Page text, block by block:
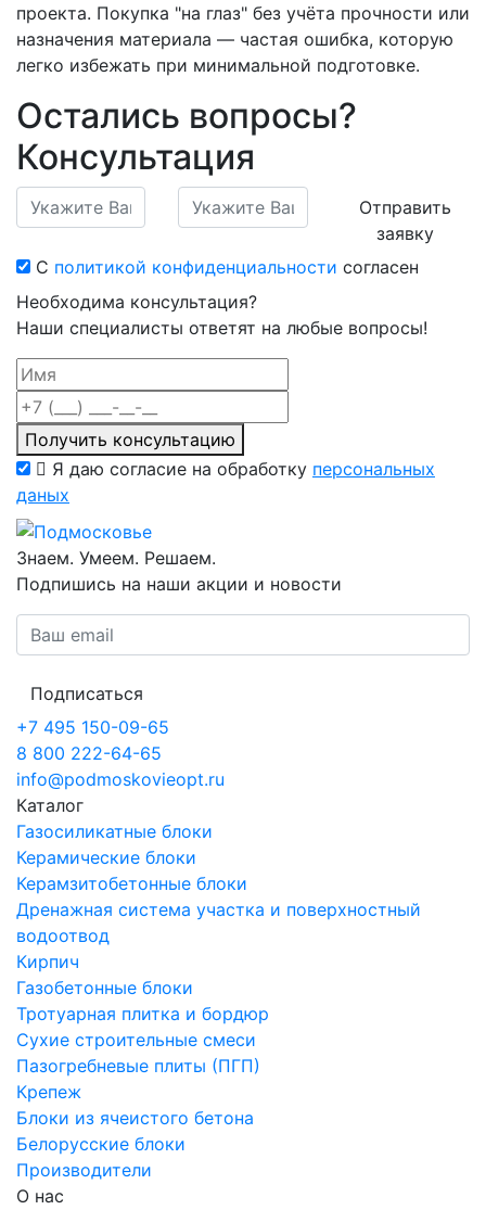
проекта. Покупка "на глаз" без учёта прочности или
назначения материала — частая ошибка, которую
легко избежать при минимальной подготовке.
Остались вопросы?
Консультация
Отправить
заявку
С политикой конфиденциальности согласен
Необходима консультация?
Наши специалисты ответят на любые вопросы!
Получить консультацию
Я даю согласие на обработку персональных
даных
Знаем. Умеем. Решаем.
Подпишись на наши акции и новости
Подписаться
+7 495 150-09-65
8 800 222-64-65
info@podmoskovieopt.ru
Каталог
Газосиликатные блоки
Керамические блоки
Керамзитобетонные блоки
Дренажная система участка и поверхностный
водоотвод
Кирпич
Газобетонные блоки
Тротуарная плитка и бордюр
Сухие строительные смеси
Пазогребневые плиты (ПГП)
Крепеж
Блоки из ячеистого бетона
Белорусские блоки
Производители
О нас